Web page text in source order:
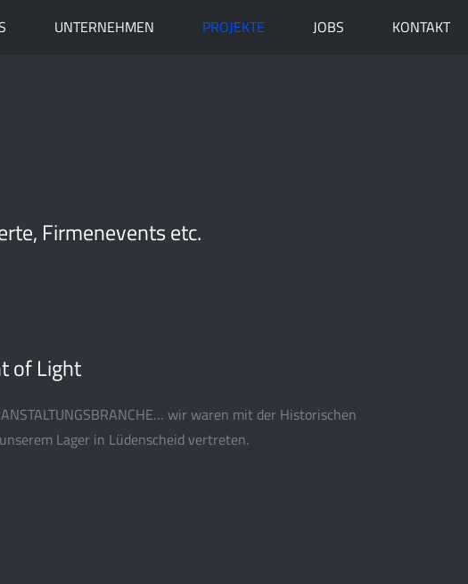
UNTERNEHMEN PROJEKTE JOBS KONTAKT
Firmenevents etc.
of Light
wir waren mit der Historischen
Lager in Lüdenscheid vertreten.